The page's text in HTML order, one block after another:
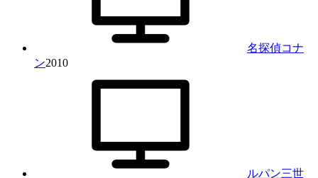
名探偵コナ
ン2010
ルパン三世